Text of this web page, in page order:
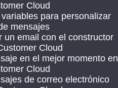
Cloud
para personalizar
mensajes
un email con el constructor
Cloud
en el mejor momento en
Cloud
de correo electrónico